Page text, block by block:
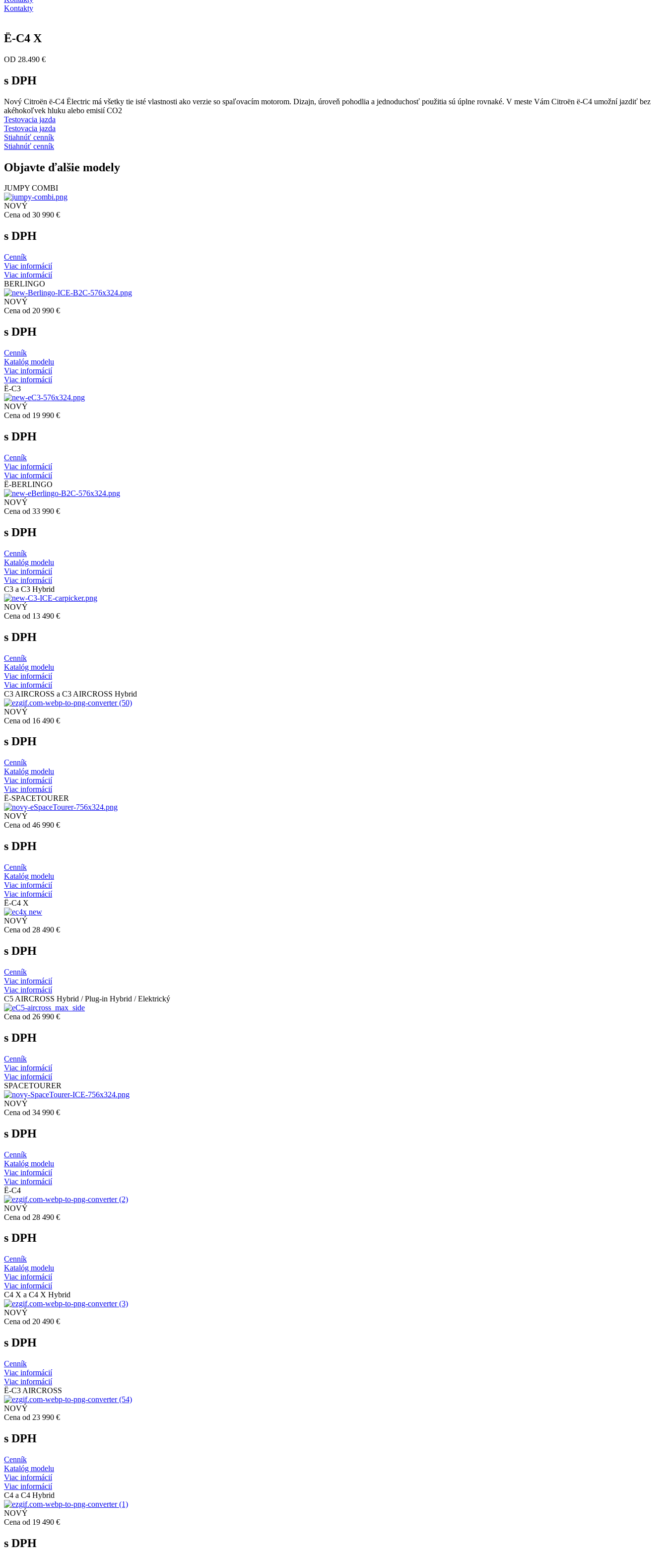
Kontakty
Ë-C4 X
OD 28.490 €
s DPH
Nový Citroën ë-C4 Ëlectric má všetky tie isté vlastnosti ako verzie so spaľovacím motorom. Dizajn, úroveň pohodlia a jednoduchosť použitia sú úplne rovnaké. V meste Vám Citroën ë-C4 umožní jazdiť bez
akéhokoľvek hluku alebo emisií CO2
Testovacia jazda
Testovacia jazda
Stiahnúť cenník
Stiahnúť cenník
Objavte ďalšie modely
JUMPY COMBI
NOVÝ
Cena od 30 990 €
s DPH
Cenník
Viac informácií
Viac informácií
BERLINGO
NOVÝ
Cena od 20 990 €
s DPH
Cenník
Katalóg modelu
Viac informácií
Viac informácií
Ë-C3
NOVÝ
Cena od 19 990 €
s DPH
Cenník
Viac informácií
Viac informácií
Ë-BERLINGO
NOVÝ
Cena od 33 990 €
s DPH
Cenník
Katalóg modelu
Viac informácií
Viac informácií
C3 a C3 Hybrid
NOVÝ
Cena od 13 490 €
s DPH
Cenník
Katalóg modelu
Viac informácií
Viac informácií
C3 AIRCROSS a C3 AIRCROSS Hybrid
NOVÝ
Cena od 16 490 €
s DPH
Cenník
Katalóg modelu
Viac informácií
Viac informácií
Ë-SPACETOURER
NOVÝ
Cena od 46 990 €
s DPH
Cenník
Katalóg modelu
Viac informácií
Viac informácií
Ë-C4 X
NOVÝ
Cena od 28 490 €
s DPH
Cenník
Viac informácií
Viac informácií
C5 AIRCROSS Hybrid / Plug-in Hybrid / Elektrický
Cena od 26 990 €
s DPH
Cenník
Viac informácií
Viac informácií
SPACETOURER
NOVÝ
Cena od 34 990 €
s DPH
Cenník
Katalóg modelu
Viac informácií
Viac informácií
Ë-C4
NOVÝ
Cena od 28 490 €
s DPH
Cenník
Katalóg modelu
Viac informácií
Viac informácií
C4 X a C4 X Hybrid
NOVÝ
Cena od 20 490 €
s DPH
Cenník
Viac informácií
Viac informácií
Ë-C3 AIRCROSS
NOVÝ
Cena od 23 990 €
s DPH
Cenník
Katalóg modelu
Viac informácií
Viac informácií
C4 a C4 Hybrid
NOVÝ
Cena od 19 490 €
s DPH